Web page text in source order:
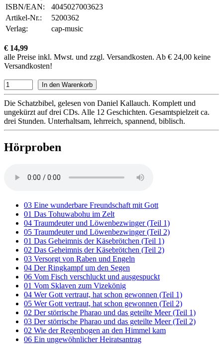
ISBN/EAN:
4045027003623
Artikel-Nr.:
5200362
Verlag:
cap-music
€ 14,99
alle Preise inkl. Mwst. und zzgl. Versandkosten. Ab € 24,00 keine
Versandkosten!
Die Schatzbibel, gelesen von Daniel Kallauch. Komplett und
ungekürzt auf drei CDs. Alle 12 Geschichten. Gesamtspielzeit ca.
drei Stunden. Unterhaltsam, lehrreich, spannend, biblisch.
Hörproben
03 Eine wunderbare Freundschaft mit Gott
01 Das Tohuwabohu im Zelt
04 Traumdeuter und Löwenbezwinger (Teil 1)
05 Traumdeuter und Löwenbezwinger (Teil 2)
01 Das Geheimnis der Käsebrötchen (Teil 1)
02 Das Geheimnis der Käsebrötchen (Teil 2)
03 Versorgt von Raben und Engeln
04 Der Ringkampf um den Segen
06 Vom Fisch verschluckt und ausgespuckt
01 Vom Sklaven zum Vizekönig
04 Wer Gott vertraut, hat schon gewonnen (Teil 1)
05 Wer Gott vertraut, hat schon gewonnen (Teil 2)
02 Der störrische Pharao und das geteilte Meer (Teil 1)
03 Der störrische Pharao und das geteilte Meer (Teil 2)
02 Wie der Regenbogen an den Himmel kam
06 Ein ungewöhnlicher Heiratsantrag